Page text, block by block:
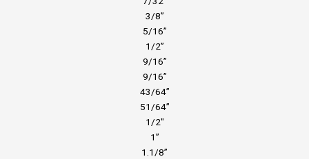
3/8”
5/16”
1/2”
9/16”
9/16”
43/64”
51/64”
1/2″
1”
1.1/8”